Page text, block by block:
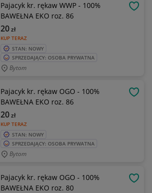
Pajacyk kr. rękaw WWP - 100%
BAWEŁNA EKO roz. 86
KUP TERAZ
20zł
STAN: NOWY
SPRZEDAJĄCY: OSOBA PRYWATNA
Bytom
Pajacyk kr. rękaw OGO - 100%
BAWEŁNA EKO roz. 86
KUP TERAZ
20zł
STAN: NOWY
SPRZEDAJĄCY: OSOBA PRYWATNA
Bytom
Pajacyk kr. rękaw OGO - 100%
BAWEŁNA EKO roz. 80